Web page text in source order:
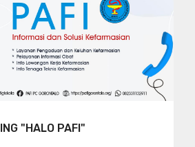
"HALO PAFI"